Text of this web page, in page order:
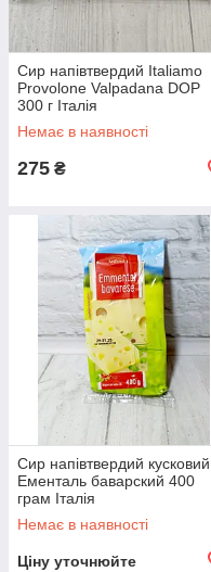
Сир напівтвердий Italiamo
Provolone Valpadana DOP
300 г Італія
Немає в наявності
275 ₴
Сир напівтвердий кусковий
Ементаль баварский 400
грам Італія
Немає в наявності
Ціну уточнюйте